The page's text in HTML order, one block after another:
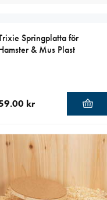
Springplatta för
& Mus Plast
kr